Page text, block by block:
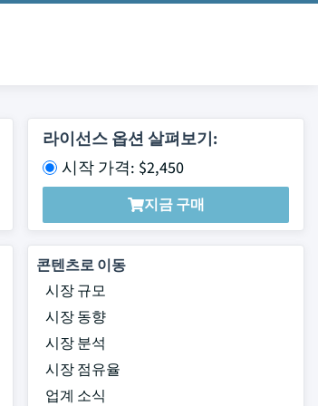
라이선스 옵션 살펴보기:
시작 가격: $2,450
지금 구매
콘텐츠로 이동
시장 규모
시장 동향
시장 분석
시장 점유율
업계 소식